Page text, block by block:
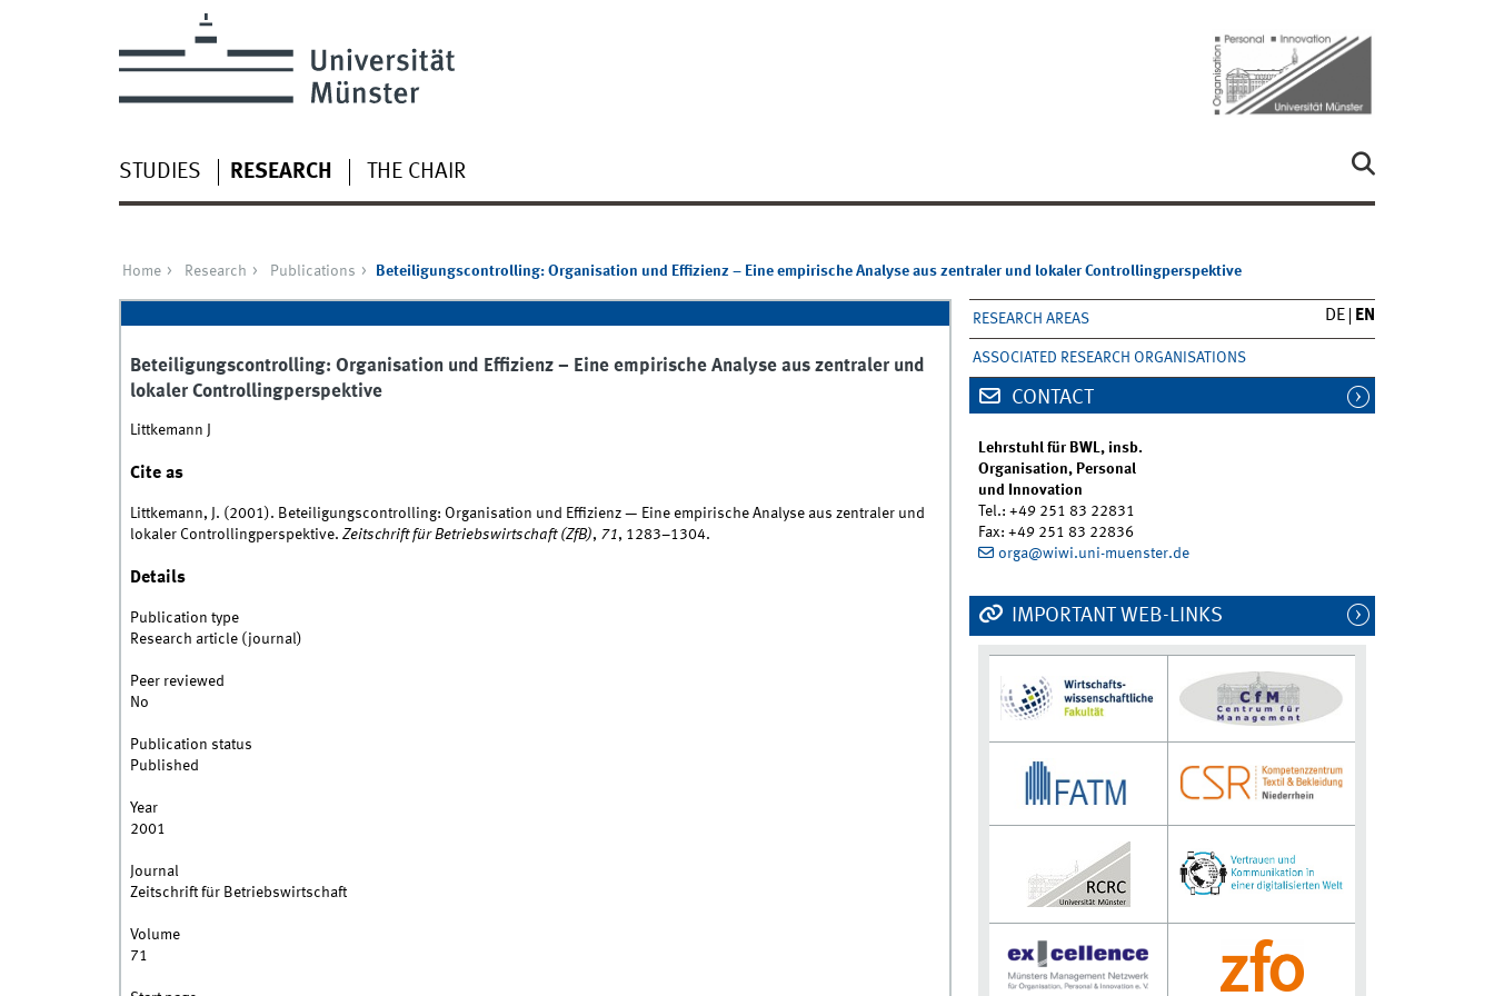
STUDIES RESEARCH THE CHAIR
DE EN
Home Research Publications Beteiligungscontrolling: Organisation und Effizienz – Eine empirische Analyse aus zentraler und lokaler Controllingperspektive
RESEARCH AREAS
ASSOCIATED RESEARCH ORGANISATIONS
Beteiligungscontrolling: Organisation und Effizienz – Eine empirische Analyse aus zentraler und
lokaler Controllingperspektive
Littkemann J
Cite as
Littkemann, J. (2001). Beteiligungscontrolling: Organisation und Effizienz — Eine empirische Analyse aus zentraler und
lokaler Controllingperspektive. Zeitschrift für Betriebswirtschaft (ZfB), 71, 1283–1304.
Details
Publication type
Research article (journal)
Peer reviewed
No
Publication status
Published
Year
2001
Journal
Zeitschrift für Betriebswirtschaft
Volume
71
CONTACT
Lehrstuhl für BWL, insb.
Organisation, Personal
und Innovation
Tel.: +49 251 83 22831
Fax: +49 251 83 22836
orga@wiwi.uni-muenster.de
IMPORTANT WEB-LINKS